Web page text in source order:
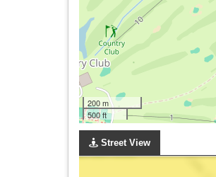
200 m
500 ft
Street View